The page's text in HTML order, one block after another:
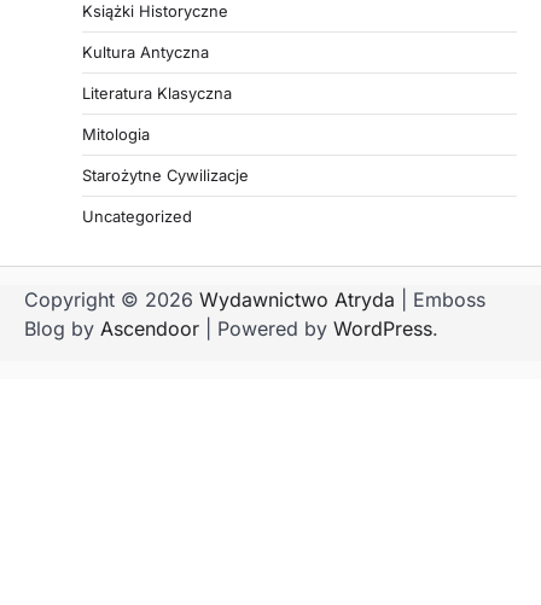
Książki Historyczne
Kultura Antyczna
Literatura Klasyczna
Mitologia
Starożytne Cywilizacje
Uncategorized
Copyright © 2026 Wydawnictwo Atryda | Emboss
Blog by Ascendoor | Powered by WordPress.